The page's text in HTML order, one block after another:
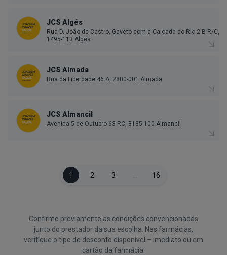
JCS Algés
Rua D. João de Castro, Gaveto com a Calçada do Rio 2 B R/C,
1495-113 Algés
JCS Almada
Rua da Liberdade 46 A, 2800-001 Almada
JCS Almancil
Avenida 5 de Outubro 63 RC, 8135-100 Almancil
1 2 3 16
Confirme previamente as condições convencionadas
junto do prestador da sua escolha. Nas farmácias,
verifique o tipo de desconto disponível – imediato ou em
cartão da farmácia.